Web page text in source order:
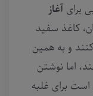
برای آغاز
کاغذ سفید
و به همین
اما نوشتن
برای غلبه